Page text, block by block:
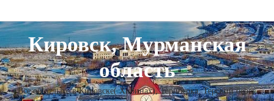
Кировск, Мурманская
область
Все об отдыхе в Кировске( Хибинах), Териберка, Терский берег,